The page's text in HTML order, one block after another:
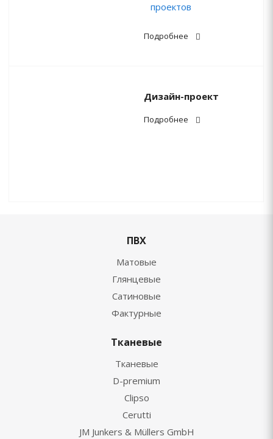
проектов
Подробнее
Дизайн-проект
Подробнее
ПВХ
Матовые
Глянцевые
Сатиновые
Фактурные
Тканевые
Тканевые
D-premium
Clipso
Cerutti
JM Junkers & Müllers GmbH